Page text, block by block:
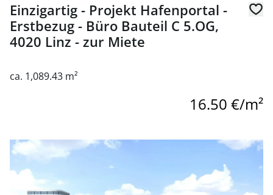
Einzigartig - Projekt Hafenportal -
Erstbezug - Büro Bauteil C 5.OG,
4020 Linz - zur Miete
ca. 1,089.43 m²
16.50 €/m²
link to page Flexible Neubaubüros